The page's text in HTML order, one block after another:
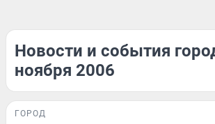
Новости и события
ноября 2006
ГОРОД